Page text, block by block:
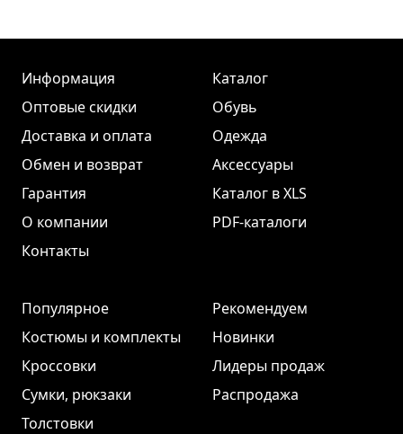
Информация
Оптовые скидки
Доставка и оплата
Обмен и возврат
Гарантия
О компании
Контакты
Каталог
Обувь
Одежда
Аксессуары
Каталог в XLS
PDF-каталоги
Популярное
Костюмы и комплекты
Кроссовки
Сумки, рюкзаки
Толстовки
Рекомендуем
Новинки
Лидеры продаж
Распродажа